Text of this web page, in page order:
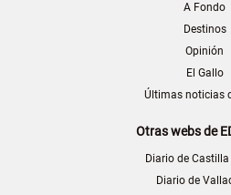
A Fondo
Destinos
Opinión
El Gallo
Últimas noticias
Otras webs de
Diario de Castilla
Diario de